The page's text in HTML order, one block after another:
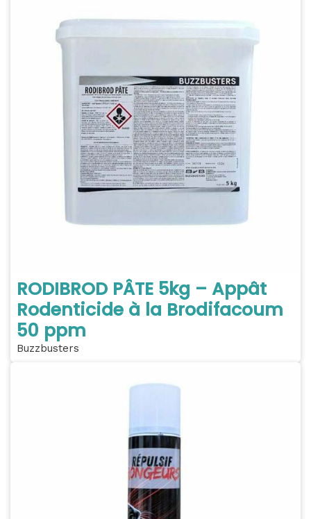
RODIBROD PÂTE 5kg – Appât
Rodenticide à la Brodifacoum
50 ppm
Buzzbusters